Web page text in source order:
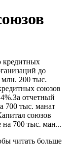
кредитных
до
200 тыс.
союзов
отчетный
700 тыс. манат
союзов
на 700 тыс. ман...
читать больше